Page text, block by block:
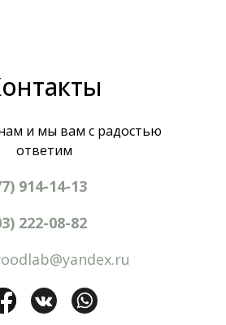
914-14-13
222-08-82
и мы вам с радостью
ответим